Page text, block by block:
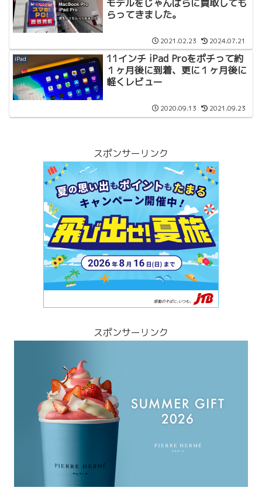
モデルをじゃんぱらに買取しても
らってきました。
2021.02.23 2024.07.21
iPad
11インチ iPad Proをポチって約
１ヶ月後に到着、更に１ヶ月後に
軽くレビュー
2020.09.13 2021.09.23
スポンサーリンク
スポンサーリンク